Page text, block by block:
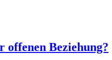
offenen Beziehung?